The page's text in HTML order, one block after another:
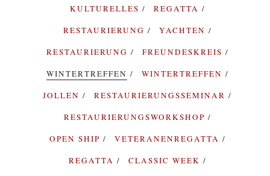
KULTURELLES
REGATTA
RESTAURIERUNG
YACHTEN
RESTAURIERUNG
FREUNDESKREIS
WINTERTREFFEN
WINTERTREFFEN
JOLLEN
RESTAURIERUNGSSEMINAR
RESTAURIERUNGSWORKSHOP
OPEN SHIP
VETERANENREGATTA
REGATTA
CLASSIC WEEK